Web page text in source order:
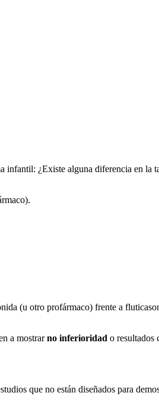
¿Existe alguna diferencia en la
(u otro profármaco) frente a
a mostrarno inferioridad o resultados
que no están diseñados para